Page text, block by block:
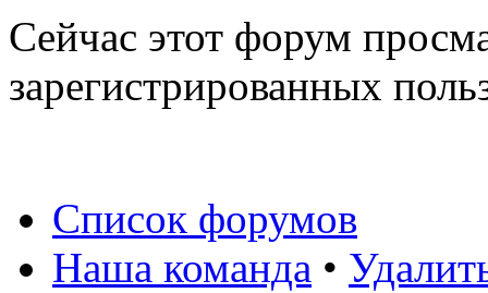
Сейчас этот форум
зарегистрированных
Список форумов
Наша команда •